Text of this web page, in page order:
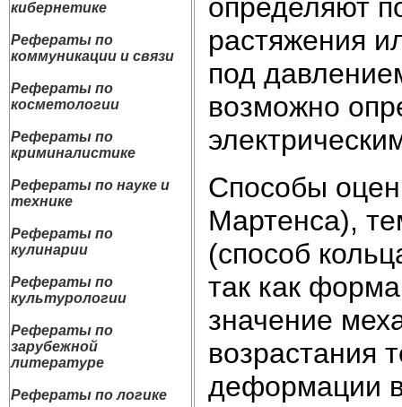
кибернетике
Рефераты по
коммуникации и связи
Рефераты по
косметологии
Рефераты по
криминалистике
Рефераты по науке и
технике
Рефераты по
кулинарии
Рефераты по
культурологии
Рефераты по
зарубежной
литературе
Рефераты по логике
определяют
растяжения
под
возможно
Способы
Мартенса),
(способ
так как
значение
возрастания
деформации